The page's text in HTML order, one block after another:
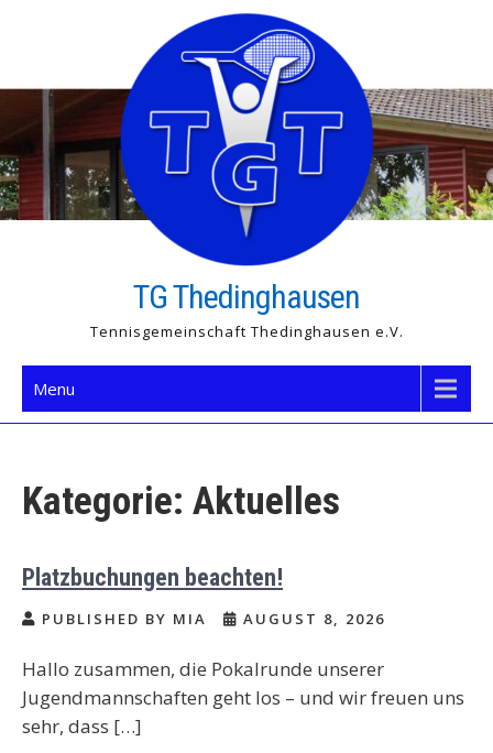
TG Thedinghausen
Tennisgemeinschaft Thedinghausen e.V.
Menu
Kategorie: Aktuelles
Platzbuchungen beachten!
PUBLISHED BY MIA AUGUST 8, 2026
Hallo zusammen, die Pokalrunde unserer
Jugendmannschaften geht los – und wir freuen uns
sehr, dass […]